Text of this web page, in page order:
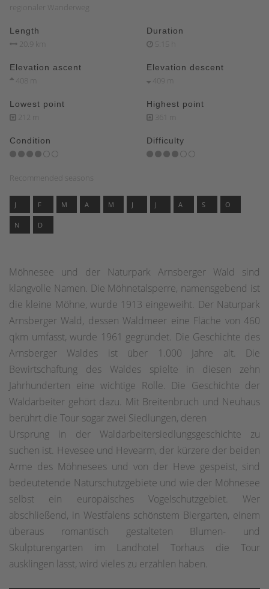
regionaler Wanderweg
Length
20.9 km
Duration
5:15 h
Elevation ascent
408 m
Elevation descent
409 m
Lowest point
212 m
Highest point
361 m
Condition Difficulty
Recommended seasons
J F M A M J J A S O
N D
Möhnesee und der Naturpark Arnsberger Wald sind
klangvolle Namen. Die Möhnetalsperre, namensgebend ist
die kleine Möhne, wurde 1913 eingeweiht. Der Naturpark
Arnsberger Wald, dessen Waldmeer eine Fläche von 460
qkm umfasst, wurde 1961 gegründet. Die Geschichte des
Arnsberger Waldes ist über 1.000 Jahre alt. Die
Bewirtschaftung des Waldes spielte in diesen zehn
Jahrhunderten eine wichtige Rolle. Die Geschichte der
Waldarbeiter gehört dazu. Mit Breitenbruch und Neuhaus
berührt die Tour sogar zwei Siedlungen, deren
Ursprung in der Waldarbeitersiedlungsgeschichte zu
suchen ist. Hevesee und Hevearm, der kürzere der beiden
Arme des Möhnesees und von der Heve gespeist, sind
bedeutetende Naturschutzgebiete und wie der Möhnesee
selbst ein europäisches Vogelschutzgebiet. Wer
abschließend, in Westfalens schönstem Biergarten, einem
überaus romantisch gestalteten Blumen- und
Skulpturengarten im Landhotel Torhaus die Tour
ausklingen lässt, wird vieles zu erzählen haben.